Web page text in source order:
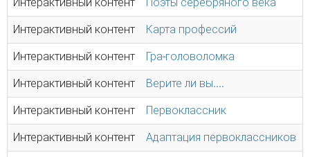
Интерактивный контент Карта профессий
Интерактивный контент Гра-головоломка
Интерактивный контент Верите ли вы....
Интерактивный контент Первоклассник
Интерактивный контент Адаптация первоклассников